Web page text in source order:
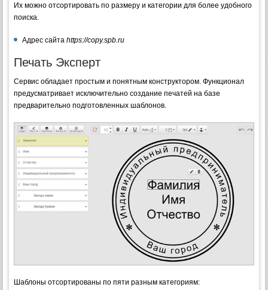
Их можно отсортировать по размеру и категории для более удобного
поиска.
Адрес сайта https://copy.spb.ru
Печать Эксперт
Сервис обладает простым и понятным конструктором. Функционал
предусматривает исключительно создание печатей на базе
предварительно подготовленных шаблонов.
Шаблоны отсортированы по пяти разным категориям: